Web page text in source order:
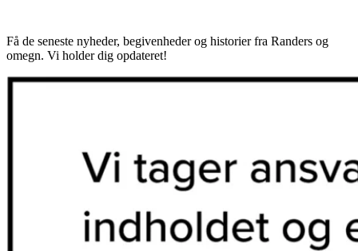
Få de seneste nyheder, begivenheder og historier fra Randers og
omegn. Vi holder dig opdateret!